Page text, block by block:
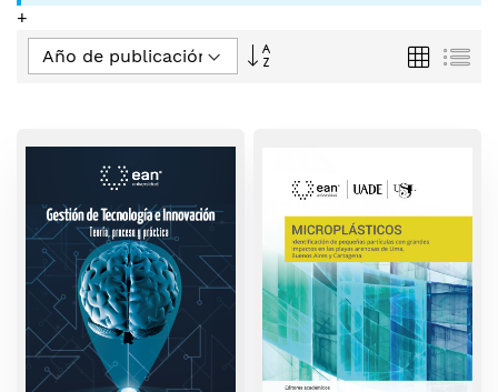
+
Fijar
Parrilla